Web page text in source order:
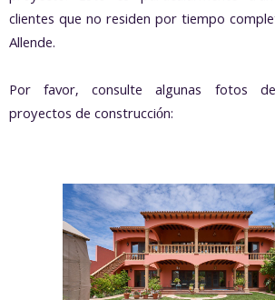
clientes que no residen por tiempo
Allende.
Por favor, consulte algunas fotos
proyectos de construcción: